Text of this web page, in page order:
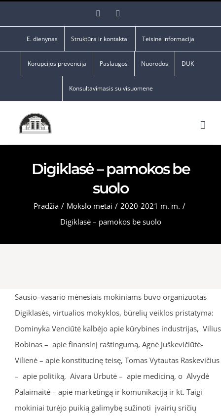
Facebook
E. dienynas Struktūra ir kontaktai Teisinė informacija
Korupcijos prevencija Paslaugos Nuorodos DUK
Konsultavimasis su visuomene
Digiklasė – pamokos be
suolo
Pradžia / Mokslo metai / 2020-2021 m. m. /
Digiklasė – pamokos be suolo
Sausio–vasario mėnesiais mokiniams buvo organizuotas
Digiklasės, virtualios mokyklos, būrelių veiklos pristatyma:
Dominyka Venciūtė kalbėjo apie kūrybines industrijas, Vilius
Bobinas – apie finansinį raštingumą, Agnė Juškevičiūtė-
Vilienė – apie konstitucinę teisę, Tomas Vytautas Raskevičius
– apie politiką, Aivara Urbutė – apie mediciną, o Alvydė
Palaimaitė – apie marketingą ir komunikaciją ir kt. Taigi
mokiniai turėjo puikią galimybę sužinoti įvairių sričių